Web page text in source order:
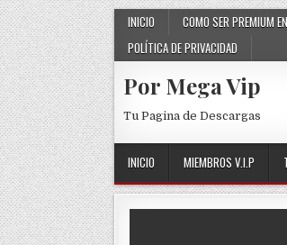
Skip to content INICIO COMO SER PREMIUM
POLÍTICA DE PRIVACIDAD
Por Mega Vip
Tu Pagina de Descargas
INICIO MIEMBROS V.I.P